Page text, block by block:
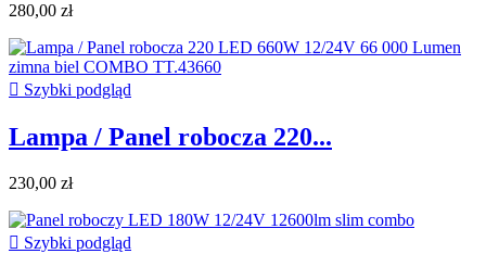
280,00 zł
 Szybki podgląd
Lampa / Panel robocza 220...
230,00 zł
 Szybki podgląd